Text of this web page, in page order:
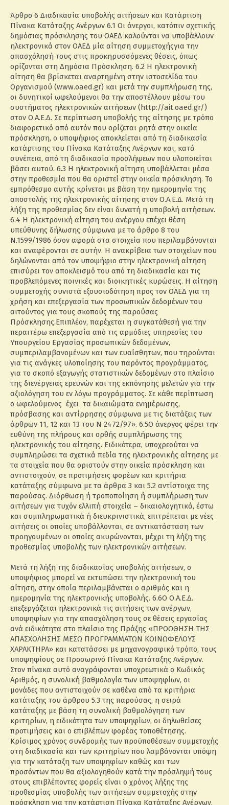
Άρθρο 6 Διαδικασία υποβολής αιτήσεων και Κατάρτιση
Πίνακα Κατάταξης Ανέργων 6.1 Οι άνεργοι, κατόπιν σχετικής
δημόσιας πρόσκλησης του ΟΑΕΔ καλούνται να υποβάλλουν
ηλεκτρονικά στον ΟΑΕΔ μία αίτηση συμμετοχήςγια την
απασχόλησή τους στις προκηρυσσόμενες θέσεις, όπως
ορίζονται στη Δημόσια Πρόσκληση. 6.2 Η ηλεκτρονική
αίτηση θα βρίσκεται αναρτημένη στην ιστοσελίδα του
Οργανισμού (www.oaed.gr) και μετά την συμπλήρωση της,
οι δυνητικοί ωφελούμενοι θα την αποστέλλουν μέσω του
συστήματος ηλεκτρονικών αιτήσεων (http://ait.oaed.gr/)
στον Ο.Α.Ε.Δ. Σε περίπτωση υποβολής της αίτησης με τρόπο
διαφορετικό από αυτόν που ορίζεται ρητά στην οικεία
πρόσκληση, ο υποψήφιος αποκλείεται από τη διαδικασία
κατάρτισης του Πίνακα Κατάταξης Ανέργων και, κατά
συνέπεια, από τη διαδικασία προσλήψεων που υλοποιείται
βάσει αυτού. 6.3 Η ηλεκτρονική αίτηση υποβάλλεται μέσα
στην προθεσμία που θα οριστεί στην οικεία πρόσκληση. Το
εμπρόθεσμο αυτής κρίνεται με βάση την ημερομηνία της
αποστολής της ηλεκτρονικής αίτησης στον Ο.Α.Ε.Δ. Μετά τη
λήξη της προθεσμίας δεν είναι δυνατή η υποβολή αιτήσεων.
6.4 Η ηλεκτρονική αίτηση του ανέργου επέχει θέση
υπεύθυνης δήλωσης σύμφωνα με το άρθρο 8 του
Ν.1599/1986 όσον αφορά στα στοιχεία που περιλαμβάνονται
και αναφέρονται σε αυτήν. Η ανακρίβεια των στοιχείων που
δηλώνονται από τον υποψήφιο στην ηλεκτρονική αίτηση
επισύρει τον αποκλεισμό του από τη διαδικασία και τις
προβλεπόμενες ποινικές και διοικητικές κυρώσεις. Η αίτηση
συμμετοχής συνιστά εξουσιοδότηση προς τον ΟΑΕΔ για τη
χρήση και επεξεργασία των προσωπικών δεδομένων του
αιτούντος για τους σκοπούς της παρούσας
Πρόσκλησης.Επιπλέον, παρέχεται η συγκατάθεσή για την
περαιτέρω επεξεργασία από τις αρμόδιες υπηρεσίες του
Υπουργείου Εργασίας προσωπικών δεδομένων,
συμπεριλαμβανομένων και των ευαίσθητων, που τηρούνται
για τις ανάγκες υλοποίησης του παρόντος προγράμματος,
για το σκοπό εξαγωγής στατιστικών δεδομένων στο πλαίσιο
της διενέργειας ερευνών και της εκπόνησης μελετών για την
αξιολόγηση του εν λόγω προγράμματος. Σε κάθε περίπτωση
ο ωφελούμενος έχει τα δικαιώματα ενημέρωσης,
πρόσβασης και αντίρρησης σύμφωνα με τις διατάξεις των
άρθρων 11, 12 και 13 του Ν 2472/97». 6.5Ο άνεργος φέρει την
ευθύνη της πλήρους και ορθής συμπλήρωσης της
ηλεκτρονικής του αίτησης. Ειδικότερα, υποχρεούται να
συμπληρώσει τα σχετικά πεδία της ηλεκτρονικής αίτησης με
τα στοιχεία που θα οριστούν στην οικεία πρόσκληση και
αντιστοιχούν, σε προτιμήσεις φορέων και κριτήρια
κατάταξης σύμφωνα με τα άρθρα 3 και 5.2 αντίστοιχα της
παρούσας. Διόρθωση ή τροποποίηση ή συμπλήρωση των
αιτήσεων για τυχόν ελλιπή στοιχεία – δικαιολογητικά, έστω
και συμπληρωματικά ή διευκρινιστικά, επιτρέπεται με νέες
αιτήσεις οι οποίες υποβάλλονται, σε αντικατάσταση των
προηγουμένων οι οποίες ακυρώνονται, μέχρι τη λήξη της
προθεσμίας υποβολής των ηλεκτρονικών αιτήσεων.
Μετά τη λήξη της διαδικασίας υποβολής αιτήσεων, ο
υποψήφιος μπορεί να εκτυπώσει την ηλεκτρονική του
αίτηση, στην οποία περιλαμβάνεται ο αριθμός και η
ημερομηνία της ηλεκτρονικής υποβολής. 6.6Ο Ο.Α.Ε.Δ.
επεξεργάζεται ηλεκτρονικά τις αιτήσεις των ανέργων,
υποψηφίων για την απασχόληση τους σε θέσεις εργασίας
ανά ειδικότητα στο πλαίσιο της Πράξης «ΠΡΟΩΘΗΣΗ ΤΗΣ
ΑΠΑΣΧΟΛΗΣΗΣ ΜΕΣΩ ΠΡΟΓΡΑΜΜΑΤΩΝ ΚΟΙΝΩΦΕΛΟΥΣ
ΧΑΡΑΚΤΗΡΑ» και κατατάσσει με μηχανογραφικό τρόπο, τους
υποψηφίους σε Προσωρινό Πίνακα Κατάταξης Ανέργων.
Στον πίνακα αυτό αναγράφονται υποχρεωτικά ο Κωδικός
Αριθμός, η συνολική βαθμολογία των υποψηφίων, οι
μονάδες που αντιστοιχούν σε καθένα από τα κριτήρια
κατάταξης του άρθρου 5.3 της παρούσας, η σειρά
κατάταξης με βάση τη συνολική βαθμολόγηση των
κριτηρίων, η ειδικότητα των υποψηφίων, οι δηλωθείσες
προτιμήσεις και ο επιβλέπων φορέας τοποθέτησης.
Κρίσιμος χρόνος συνδρομής των προϋποθέσεων συμμετοχής
στη διαδικασία και των κριτηρίων που λαμβάνονται υπόψη
για την κατάταξη των υποψηφίων καθώς και των
προσόντων που θα αξιολογηθούν κατά την πρόσληψή τους
στους επιβλέποντες φορείς είναι ο χρόνος λήξης της
προθεσμίας υποβολής των αιτήσεων συμμετοχής στην
πρόσκληση για την κατάρτιση Πίνακα Κατάταξης Ανέργων.